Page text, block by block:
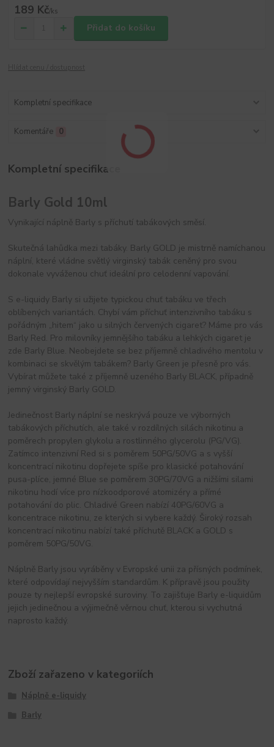
189 Kč/ks
Přidat do košíku
Kompletní specifikace
Komentáře 0
Kompletní specifikace
Barly Gold 10ml
Vynikající náplně Barly s příchutí tabákových směsí.
Skutečná lahůdka mezi tabáky. Barly GOLD je mistrně namíchanou
náplní, které vládne světlý virginský tabák ceněný pro svou
dokonale vyváženou chuť ideální pro celodenní vapování.
S e-liquidy Barly si užijete typickou chuť tabáku ve třech
oblíbených variantách. Chybí vám příchuť intenzivního tabáku s
pořádným „hitem“ jako u silných červených cigaret? Máme pro vás
Barly Red. Pro milovníky jemnějšího tabáku a lehkých cigaret je
zde Barly Blue. Neobejdete se bez příjemně chladivého mentolu v
kombinaci se skvělým tabákem? Barly Green je přesně pro vás.
Vybírat můžete také z příjemně uzeného Barly BLACK, případně
jemný virginský Barly GOLD.
Jedinečnost Barly náplní se neskrývá pouze ve výborných
tabákových příchutích, ale také v rozdílných silách nikotinu a
poměrech propylen glykolu a rostlinného glycerolu (PG/VG).
Zatímco intenzivní Red si s poměrem 50PG/50VG a s vyšší
koncentrací nikotinu dopřejete spíše pro klasické potahování
pusa-plíce, jemné Blue se poměrem 30PG/70VG a nižšími silami
nikotinu hodí více pro nízkoodporové atomizéry a přímé
potahování do plic. Chladivé Green nabízí 40PG/60VG a
koncentrace nikotinu, ze kterých si vybere každý. Široký rozsah
koncentrací nikotinu nabízí také příchutě BLACK a GOLD s
poměrem 50PG/50VG.
Náplně Barly jsou vyráběny v Evropské unii za přísných podmínek,
které odpovídají nejvyšším standardům. K přípravě jsou použity
pouze ty nejlepší evropské suroviny. To zajišťuje Barly e-liquidům
jejich jedinečnou a výjimečně věrnou chuť, kterou si vychutná
naprosto každý.
Zboží zařazeno v kategoriích
Náplně e-liquidy
Barly